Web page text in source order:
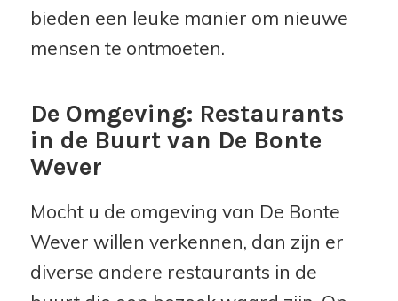
bieden een leuke manier om nieuwe
mensen te ontmoeten.
De Omgeving: Restaurants
in de Buurt van De Bonte
Wever
Mocht u de omgeving van De Bonte
Wever willen verkennen, dan zijn er
diverse andere restaurants in de